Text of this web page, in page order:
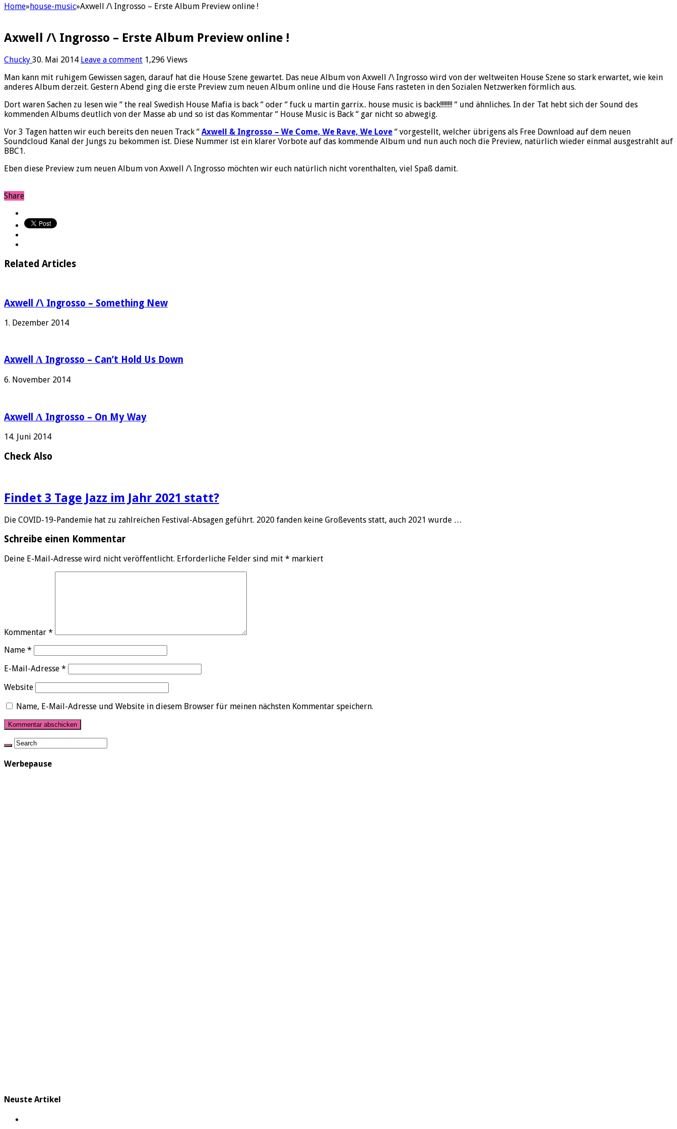
Home»house-music»Axwell /\ Ingrosso – Erste Album Preview online !
Axwell /\ Ingrosso – Erste Album Preview online !
Chucky 30. Mai 2014 Leave a comment 1,296 Views
Man kann mit ruhigem Gewissen sagen, darauf hat die House Szene gewartet. Das neue Album von Axwell /\ Ingrosso wird von der weltweiten House Szene so stark erwartet, wie kein
anderes Album derzeit. Gestern Abend ging die erste Preview zum neuen Album online und die House Fans rasteten in den Sozialen Netzwerken förmlich aus.
Dort waren Sachen zu lesen wie “ the real Swedish House Mafia is back “ oder “ fuck u martin garrix.. house music is back!!!!!!!! “ und ähnliches. In der Tat hebt sich der Sound des
kommenden Albums deutlich von der Masse ab und so ist das Kommentar “ House Music is Back “ gar nicht so abwegig.
Vor 3 Tagen hatten wir euch bereits den neuen Track “ Axwell & Ingrosso – We Come, We Rave, We Love “ vorgestellt, welcher übrigens als Free Download auf dem neuen
Soundcloud Kanal der Jungs zu bekommen ist. Diese Nummer ist ein klarer Vorbote auf das kommende Album und nun auch noch die Preview, natürlich wieder einmal ausgestrahlt auf
BBC1.
Eben diese Preview zum neuen Album von Axwell /\ Ingrosso möchten wir euch natürlich nicht vorenthalten, viel Spaß damit.
Share
Related Articles
Axwell /\ Ingrosso – Something New
1. Dezember 2014
Axwell Λ Ingrosso – Can’t Hold Us Down
6. November 2014
Axwell Λ Ingrosso – On My Way
14. Juni 2014
Check Also
Findet 3 Tage Jazz im Jahr 2021 statt?
Die COVID-19-Pandemie hat zu zahlreichen Festival-Absagen geführt. 2020 fanden keine Großevents statt, auch 2021 wurde …
Schreibe einen Kommentar
Deine E-Mail-Adresse wird nicht veröffentlicht. Erforderliche Felder sind mit * markiert
Kommentar *
Name *
E-Mail-Adresse *
Website
Name, E-Mail-Adresse und Website in diesem Browser für meinen nächsten Kommentar speichern.
Werbepause
Neuste Artikel